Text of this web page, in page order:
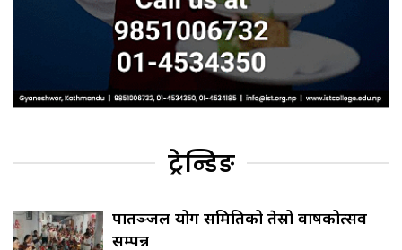
ट्रेन्डिङ
पातञ्जल योग समितिको तेस्रो वार्षिकोत्सव
सम्पन्न